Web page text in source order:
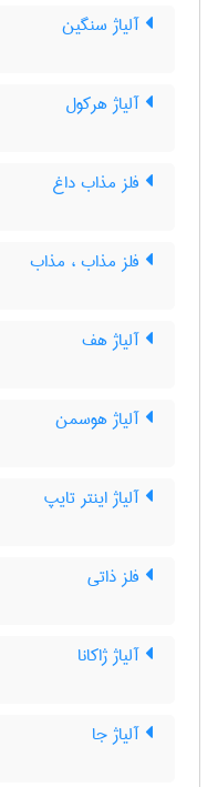
آلیاژ سنگین
آلیاژ هرکول
فلز مذاب داغ
فلز مذاب ، مذاب
آلیاژ هف
آلیاژ هوسمن
آلیاژ اینتر تایپ
فلز ذاتی
آلیاژ ژاکانا
آلیاژ جا